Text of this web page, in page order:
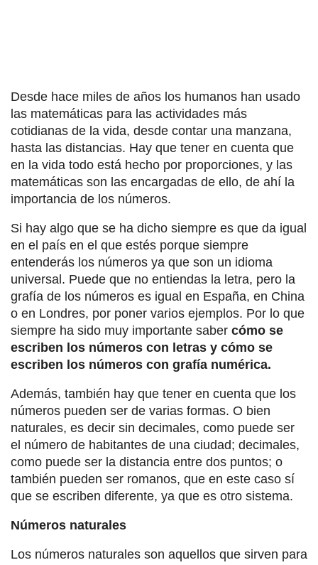
Desde hace miles de años los humanos han usado
las matemáticas para las actividades más
cotidianas de la vida, desde contar una manzana,
hasta las distancias. Hay que tener en cuenta que
en la vida todo está hecho por proporciones, y las
matemáticas son las encargadas de ello, de ahí la
importancia de los números.
Si hay algo que se ha dicho siempre es que da igual
en el país en el que estés porque siempre
entenderás los números ya que son un idioma
universal. Puede que no entiendas la letra, pero la
grafía de los números es igual en España, en China
o en Londres, por poner varios ejemplos. Por lo que
siempre ha sido muy importante saber cómo se
escriben los números con letras y cómo se
escriben los números con grafía numérica.
Además, también hay que tener en cuenta que los
números pueden ser de varias formas. O bien
naturales, es decir sin decimales, como puede ser
el número de habitantes de una ciudad; decimales,
como puede ser la distancia entre dos puntos; o
también pueden ser romanos, que en este caso sí
que se escriben diferente, ya que es otro sistema.
Números naturales
Los números naturales son aquellos que sirven para